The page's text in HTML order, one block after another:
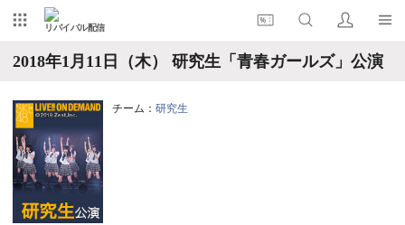
リバイバル配信
2018年1月11日（木） 研究生「青春ガールズ」公演
チーム： 研究生